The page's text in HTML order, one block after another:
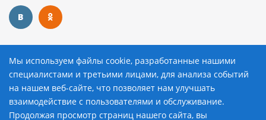
Наши контакты
8 (800) 222-72-84
avtopilot@avtopilot-ekat.ru
Мы используем файлы cookie, разработанные нашими
специалистами и третьими лицами, для анализа событий
на нашем веб-сайте, что позволяет нам улучшать
взаимодействие с пользователями и обслуживание.
Продолжая просмотр страниц нашего сайта, вы